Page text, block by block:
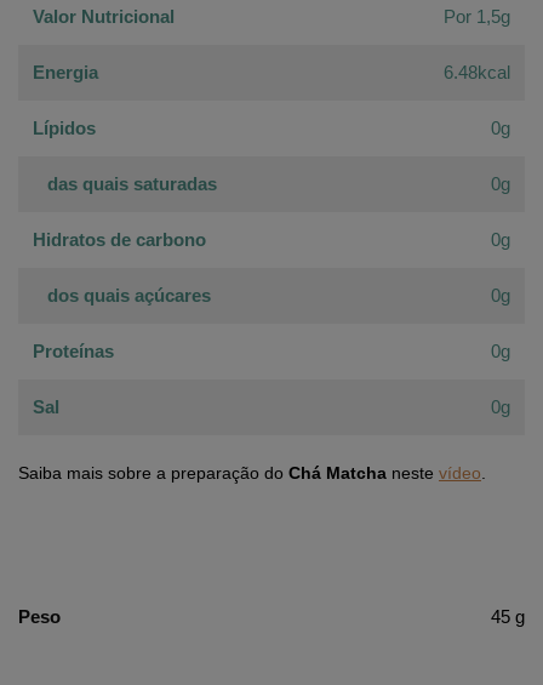
Valor Nutricional Por 1,5g
Energia 6.48kcal
Lípidos 0g
das quais saturadas 0g
Hidratos de carbono 0g
dos quais açúcares 0g
Proteínas 0g
Sal 0g
Saiba mais sobre a preparação do Chá Matcha neste vídeo
Peso 45 g